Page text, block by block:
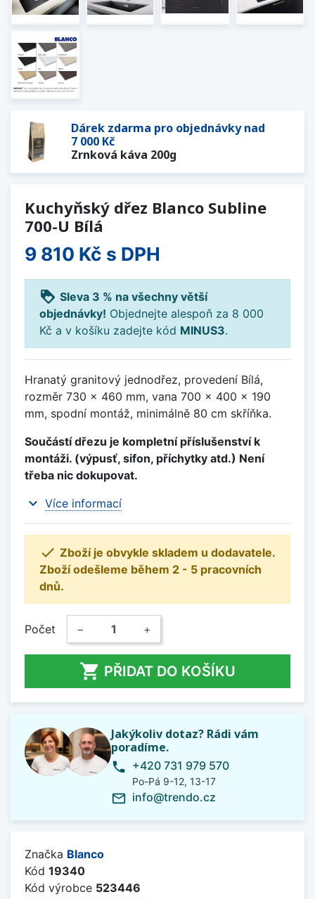
Dárek zdarma pro objednávky nad
7 000 Kč
Zrnková káva 200g
Kuchyňský dřez Blanco Subline
700-U Bílá
9 810 Kč s DPH
loyalty Sleva 3 % na všechny větší
objednávky! Objednejte alespoň za 8 000
Kč a v košíku zadejte kód MINUS3.
Hranatý granitový jednodřez, provedení Bílá,
rozměr 730 x 460 mm, vana 700 x 400 x 190
mm, spodní montáž, minimálně 80 cm skříňka.
Součástí dřezu je kompletní příslušenství k
montáži. (výpusť, sifon, příchytky atd.) Není
třeba nic dokupovat.
expand_more Více informací
 Zboží je obvykle skladem u dodavatele.
Zboží odešleme během 2 - 5 pracovních
dnů.
Počet − +
 PŘIDAT DO KOŠÍKU
Jakýkoliv dotaz? Rádi vám
poradíme.
phone +420 731 979 570
Po-Pá 9-12, 13-17
mail_outline info@trendo.cz
Značka Blanco
Kód 19340
Kód výrobce 523446